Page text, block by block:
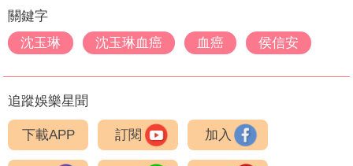
關鍵字
沈玉琳
沈玉琳血癌 血癌 侯信安
追蹤娛樂星聞
下載APP 訂閱 加入